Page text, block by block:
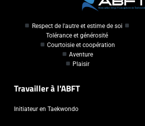
Respect de l'autre et estime de soi
Tolérance et générosité
Courtoisie et coopération
Aventure
Plaisir
Travailler à l'ABFT
Initiateur en Taekwondo